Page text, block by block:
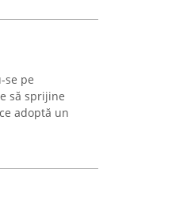
se pe
să sprijine
adoptă un